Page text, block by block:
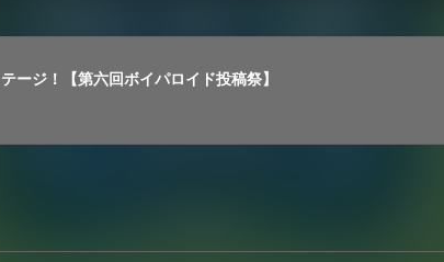
ージ！【第六回ボイパロイド投稿祭】